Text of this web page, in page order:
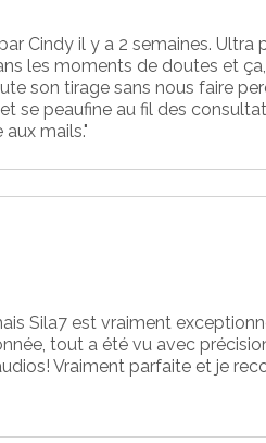
Cindy il y a 2 semaines. Ultra
les moments de doutes et
son tirage sans nous faire
se peaufine au fil des
mails."
Sila7 est vraiment
tout a été vu avec
Vraiment parfaite et je